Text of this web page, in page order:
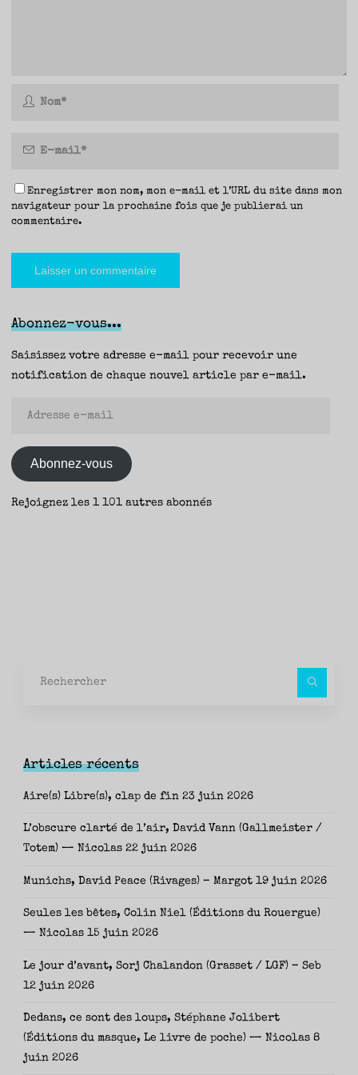
Enregistrer mon nom, mon e-mail et l’URL du site dans mon
navigateur pour la prochaine fois que je publierai un
commentaire.
Abonnez-vous...
Saisissez votre adresse e-mail pour recevoir une
notification de chaque nouvel article par e-mail.
mail
Abonnez-vous
Rejoignez les 1 101 autres abonnés
Articles récents
Aire(s) Libre(s), clap de fin 23 juin 2026
L’obscure clarté de l’air, David Vann (Gallmeister /
Totem) — Nicolas 22 juin 2026
Munichs, David Peace (Rivages) – Margot 19 juin 2026
Seules les bêtes, Colin Niel (Éditions du Rouergue)
— Nicolas 15 juin 2026
Le jour d’avant, Sorj Chalandon (Grasset / LGF) – Seb
12 juin 2026
Dedans, ce sont des loups, Stéphane Jolibert
(Éditions du masque, Le livre de poche) — Nicolas 8
juin 2026